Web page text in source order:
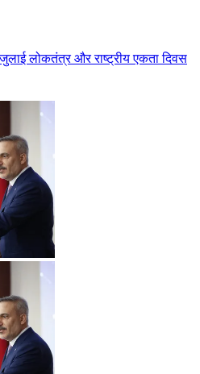
जुलाई लोकतंत्र और राष्ट्रीय एकता दिवस